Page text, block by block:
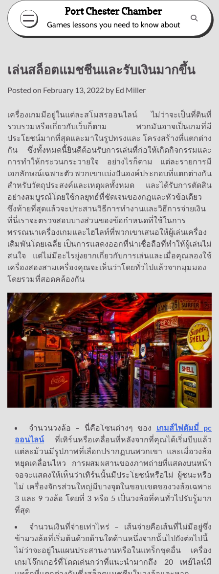
Skip
content
Port Chester Chamber
Games lessons you need to know about
เล่นสล็อตแมชชีนและรับเงินมากขึ้น
Posted on February 13, 2022 by Ed Miller
เครื่องเกมมีอยู่ในแต่ละสโมสรออนไลน์ ไม่ว่าจะเป็นที่ดินที่
รวบรวมหรือเกี่ยวกับเว็บก็ตาม พวกมันอาจเป็นเกมที่มี
ประโยชน์มากที่สุดและมาในรูปทรงและ โครงสร้างที่แตกต่าง
กัน ซึ่งทั้งหมดนี้ยินดีต้อนรับการเล่นที่ก่อให้เกิดกิจกรรมและ
การทำให้กระวนกระวายใจ อย่างไรก็ตาม แต่ละรายการมี
เอกลักษณ์เฉพาะตัว พวกเขาแบ่งปันองค์ประกอบที่แตกต่างกัน
สำหรับวัตถุประสงค์และเหตุผลทั้งหมด และได้รับการตัดสิน
อย่างสมบูรณ์โดยใช้กลยุทธ์ที่ชัดเจนของกฎและหัวข้อเดียว
ซึ่งท้ายที่สุดแล้วจะประสานวิธีการทำงานและวิธีการจ่ายเงิน
ที่นี่เราจะตรวจสอบบางส่วนของข้อกำหนดที่ใช้ในการ
พรรณนาเครื่องเกมและไฮไลท์ที่พวกเขาเสนอให้ผู้เล่นเครื่อง
เดิมพันโดยเฉลี่ย เป็นการแสดงออกที่น่าเชื่อถือที่ทำให้ผู้เล่นไม่
สนใจ แต่ไม่มีอะไรยุ่งยากเกี่ยวกับการเล่นและเมื่อคุณลองใช้
เครื่องสองสามเครื่องคุณจะเห็นว่าโดยทั่วไปแล้วจากมุมมอง
โดยรวมที่สอดคล้องกัน
จำนวนวงล้อ – นี่คือโซนต่างๆ ของ เกมส์ไพ่ดัมมี่ pc
ออนไลน์ที่เทิร์นหรือเคลื่อนที่หลังจากที่คุณได้เริ่มบีบแล้ว
แต่ละม้วนมีรูปภาพที่เลือกปรากฏบนพวกเขา และเมื่อวงล้อ
หยุดเคลื่อนไหว การผสมผสานของภาพถ่ายที่แสดงบนหน้า
จอจะแสดงให้เห็นว่าเทิร์นนั้นมีประโยชน์หรือไม่ ผู้ชนะหรือ
ไม่ เครื่องจักรส่วนใหญ่มีบางจุดในขอบเขตของวงล้อเฉพาะ
3 และ 9 วงล้อ โดยที่ 3 หรือ 5 เป็นวงล้อที่คนทั่วไปรับรู้มาก
ที่สุด
จำนวนเงินที่จ่ายเท่าไหร่ – เส้นจ่ายคือเส้นที่ไม่มีอยู่ซึ่ง
ข้ามวงล้อที่เริ่มต้นด้วยด้านใดด้านหนึ่งจากนั้นไปยังต่อไปนี้
ไม่ว่าจะอยู่ในแผนประสานงานหรือในแทร็กชุดอื่น เครื่อง
เกมโจ๊กเกอร์ที่โดดเด่นกว่าที่แนะนำมากถึง 20 เพย์ไลน์มี